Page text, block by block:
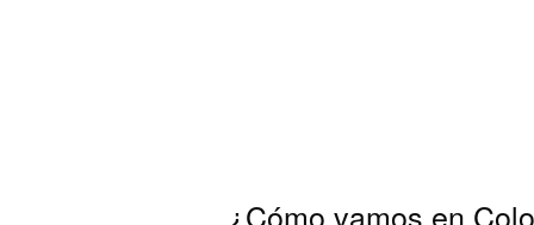
¿Cómo vamos en